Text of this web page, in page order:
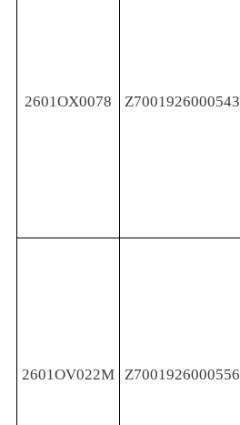
2601OX0078 Z7001926000543
2601OV022M Z7001926000556